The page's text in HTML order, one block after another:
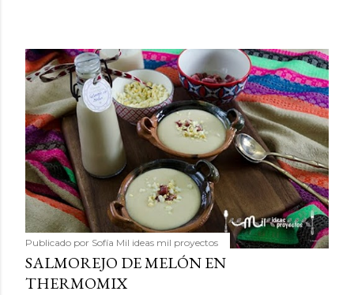
Publicado por Sofía Mil ideas mil proyectos
SALMOREJO DE MELÓN EN
THERMOMIX